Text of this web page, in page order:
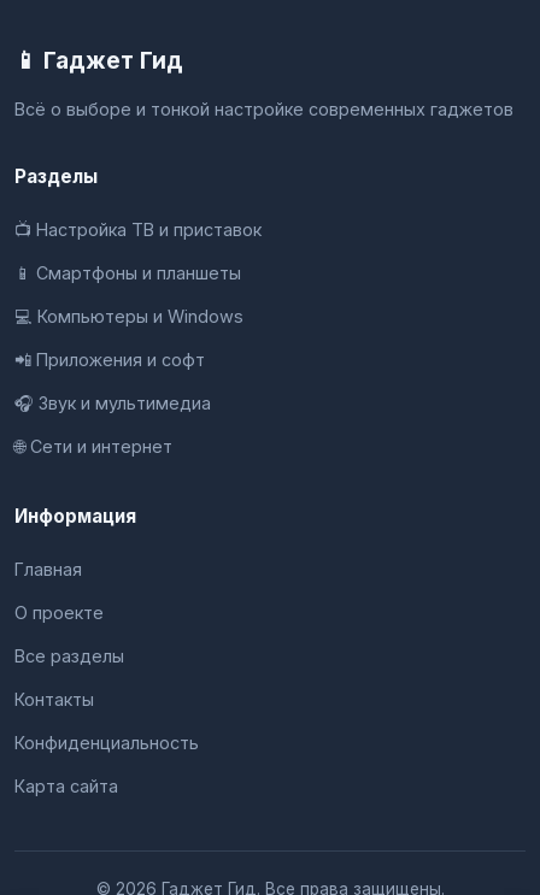
📱 Гаджет Гид
Всё о выборе и тонкой настройке современных гаджетов
Разделы
📺 Настройка ТВ и приставок
📱 Смартфоны и планшеты
💻 Компьютеры и Windows
📲 Приложения и софт
🎧 Звук и мультимедиа
🌐 Сети и интернет
Информация
Главная
О проекте
Все разделы
Контакты
Конфиденциальность
Карта сайта
© 2026 Гаджет Гид. Все права защищены.